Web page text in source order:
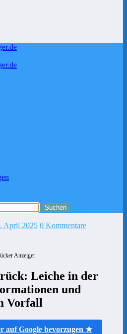
April 2025 0 Kommentare
Anzeiger
Leiche in der
und
Vorfall
auf Google bevorzugen ★